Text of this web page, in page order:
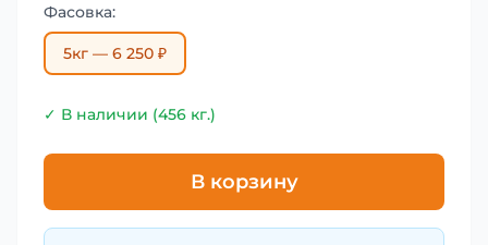
Фасовка:
5кг — 6 250 ₽
✓ В наличии (456 кг.)
В корзину